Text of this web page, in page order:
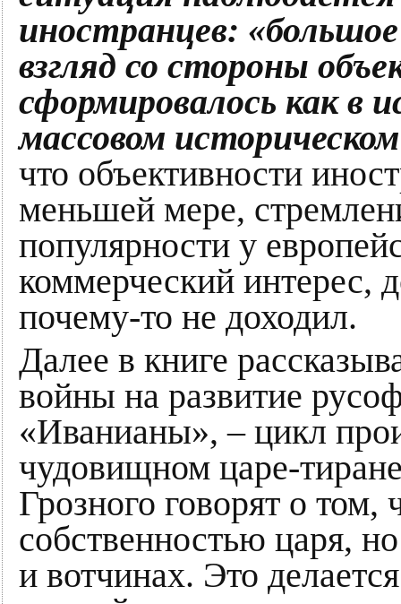
иностранцев:
взгляд со стороны
сформировалось как в
массовом
что объективности
меньшей мере,
популярности у
коммерческий интерес,
почему-то не доходил.
Далее в книге
войны на развитие
«Иванианы», – цикл
чудовищном царе-
Грозного говорят о том,
собственностью царя,
и вотчинах. Это